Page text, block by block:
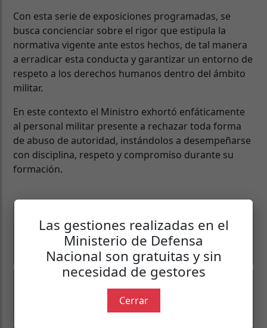
Con esta serie de exposiciones programadas, se
busca concienciar sobre el rigor que estipula la
normativa vigente ante estos hechos, de tal manera
a erradicar esta conducta y garantizar un entorno de
respeto a los derechos humanos dentro del ámbito
militar.
En este contexto el Ministro exhortó enfáticamente
al personal militar presente a rechazar toda forma
de abuso de autoridad, instándolos a desempeñarse
con disciplina, respeto y compromiso durante su
formación.
Las gestiones realizadas en el
Ministerio de Defensa
Nacional son gratuitas y sin
necesidad de gestores
Cerrar